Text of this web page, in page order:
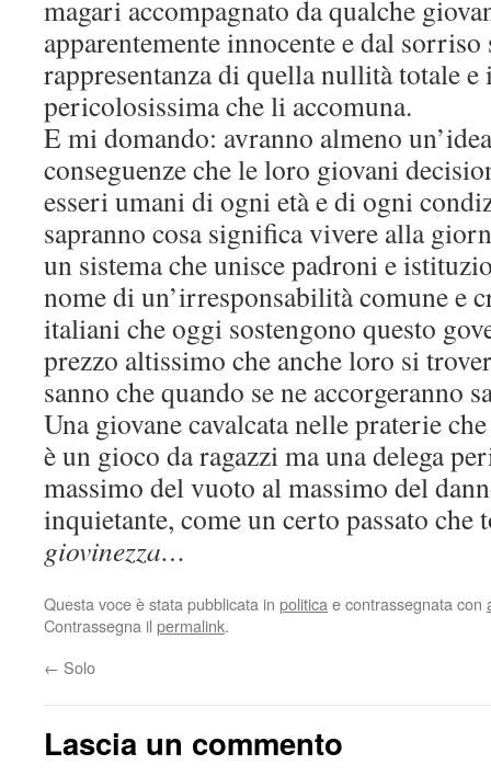
magari accompagnato da qualche
apparentemente innocente e dal sorriso
rappresentanza di quella nullità totale e
pericolosissima che li accomuna.
E mi domando: avranno almeno
conseguenze che le loro giovani
esseri umani di ogni età e di ogni
sapranno cosa significa vivere alla
un sistema che unisce padroni e
nome di un’irresponsabilità comune e
italiani che oggi sostengono questo
prezzo altissimo che anche loro si
sanno che quando se ne accorgeranno
Una giovane cavalcata nelle praterie
è un gioco da ragazzi ma una delega
massimo del vuoto al massimo del
inquietante, come un certo passato che
giovinezza…
Questa voce è stata pubblicata in politica e contrassegnata con
Contrassegna il permalink.
← Solo
Lascia un commento